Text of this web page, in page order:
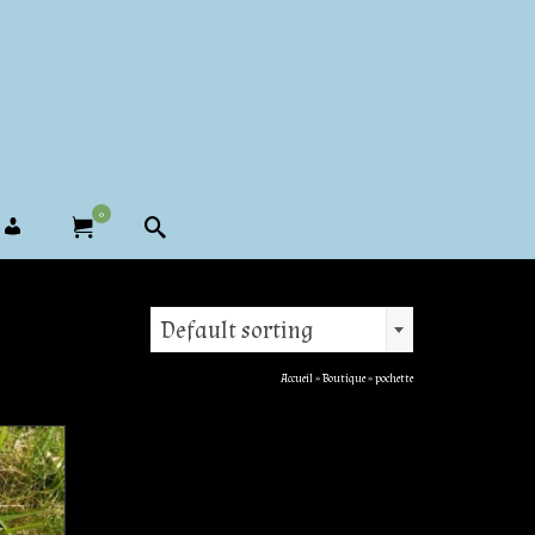
0
Default sorting
Accueil»Boutique»pochette